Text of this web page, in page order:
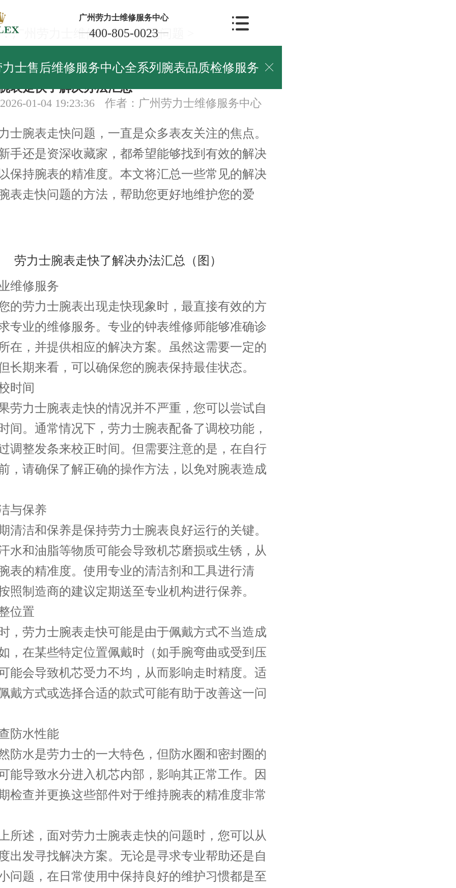
广州劳力士维修服务中心
400-805-0023
士售后维修服务中心全系列腕表品质检修服务 
广州劳力士维修中心>常见问题
问题
表走快了解决办法汇总
01-04 19:23:36 作者：广州劳力士维修服务中心
表走快问题，一直是众多表友关注的焦点。
手还是资深收藏家，都希望能够找到有效的解决
保持腕表的精准度。本文将汇总一些常见的解决
表走快问题的方法，帮助您更好地维护您的爱
修服务
力士腕表出现走快现象时，最直接有效的方
专业的维修服务。专业的钟表维修师能够准确诊
在，并提供相应的解决方案。虽然这需要一定的
长期来看，可以确保您的腕表保持最佳状态。
间
士腕表走快的情况并不严重，您可以尝试自
间。通常情况下，劳力士腕表配备了调校功能，
调整发条来校正时间。但需要注意的是，在自行
，请确保了解正确的操作方法，以免对腕表造成
保养
和保养是保持劳力士腕表良好运行的关键。
水和油脂等物质可能会导致机芯磨损或生锈，从
表的精准度。使用专业的清洁剂和工具进行清
照制造商的建议定期送至专业机构进行保养。
置
力士腕表走快可能是由于佩戴方式不当造成
，在某些特定位置佩戴时（如手腕弯曲或受到压
能会导致机芯受力不均，从而影响走时精度。适
戴方式或选择合适的款式可能有助于改善这一问
水性能
是劳力士的一大特色，但防水圈和密封圈的
能导致水分进入机芯内部，影响其正常工作。因
检查并更换这些部件对于维持腕表的精准度非常
，面对劳力士腕表走快的问题时，您可以从
出发寻找解决方案。无论是寻求专业帮助还是自
问题，在日常使用中保持良好的维护习惯都是至